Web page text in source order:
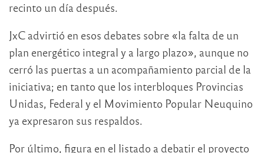
recinto un día después.
JxC advirtió en esos debates sobre «la falta de un
plan energético integral y a largo plazo», aunque no
cerró las puertas a un acompañamiento parcial de la
iniciativa; en tanto que los interbloques Provincias
Unidas, Federal y el Movimiento Popular Neuquino
ya expresaron sus respaldos.
Por último, figura en el listado a debatir el proyecto